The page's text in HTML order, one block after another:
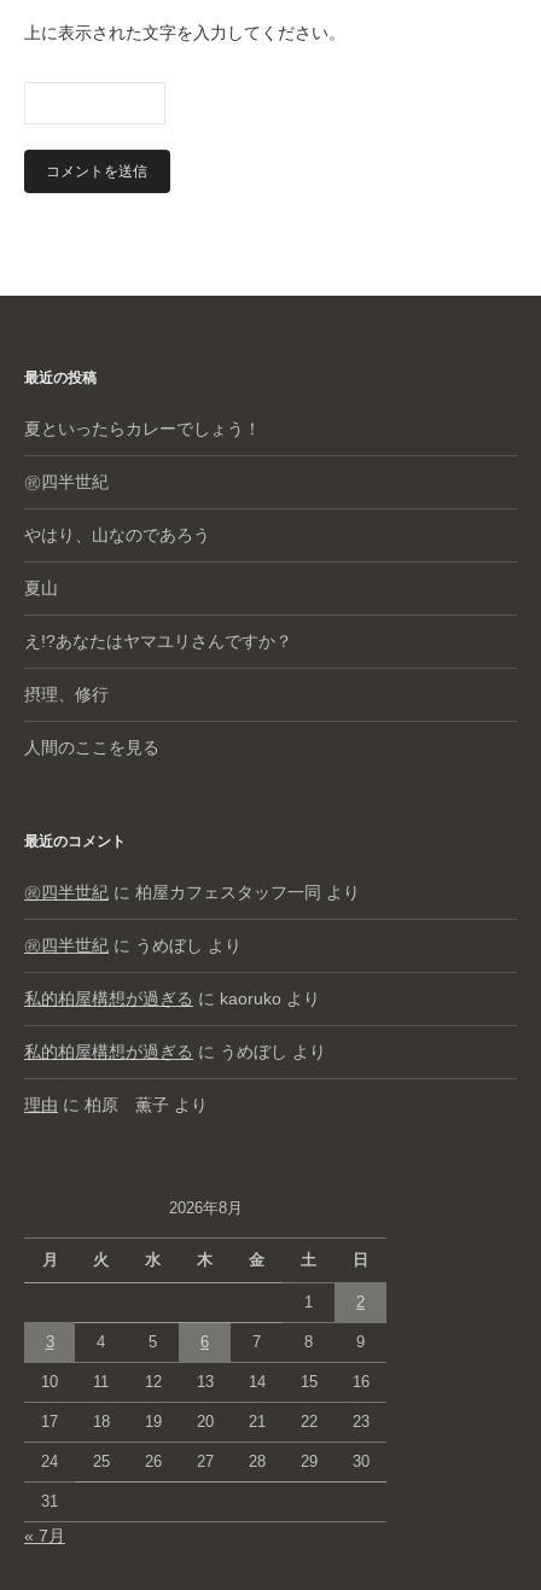
上に表示された文字を入力してください。
最近の投稿
夏といったらカレーでしょう！
㊗️四半世紀
やはり、山なのであろう
夏山
え!?あなたはヤマユリさんですか？
摂理、修行
人間のここを見る
最近のコメント
㊗️四半世紀 に 柏屋カフェスタッフ一同 より
㊗️四半世紀 に うめぼし より
私的柏屋構想が過ぎる に kaoruko より
私的柏屋構想が過ぎる に うめぼし より
理由 に 柏原 薫子 より
2026年8月
月 火 水 木 金 土 日
1 2
3 4 5 6 7 8 9
10 11 12 13 14 15 16
17 18 19 20 21 22 23
24 25 26 27 28 29 30
31
« 7月